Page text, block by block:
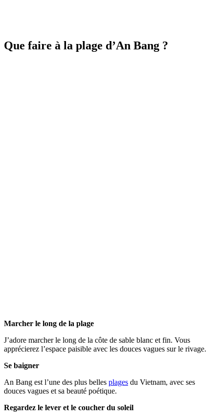
Que faire à la plage d’An Bang ?
Marcher le long de la plage
J’adore marcher le long de la côte de sable blanc et fin. Vous
apprécierez l’espace paisible avec les douces vagues sur le rivage.
Se baigner
An Bang est l’une des plus belles plages du Vietnam, avec ses
douces vagues et sa beauté poétique.
Regardez le lever et le coucher du soleil